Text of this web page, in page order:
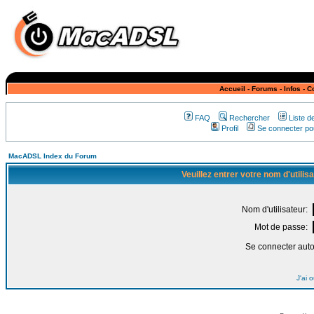
Accueil - Forums - Infos -
FAQ Rechercher
Liste
Profil
Se connecter
MacADSL Index du Forum
Veuillez entrer votre nom
Nom d'utilisateur:
Mot de passe:
Se connecter
J'ai